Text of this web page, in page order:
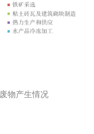
物产生情况